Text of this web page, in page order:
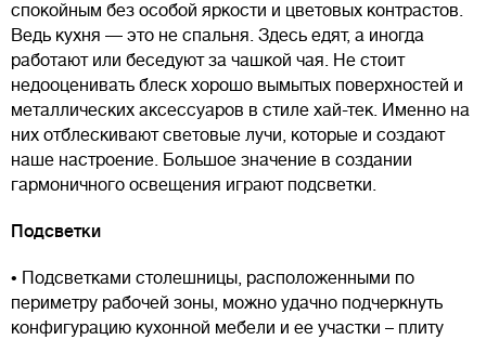
спокойным без особой яркости и цветовых контрастов.
Ведь кухня — это не спальня. Здесь едят, а иногда
работают или беседуют за чашкой чая. Не стоит
недооценивать блеск хорошо вымытых поверхностей и
металлических аксессуаров в стиле хай-тек. Именно на
них отблескивают световые лучи, которые и создают
наше настроение. Большое значение в создании
гармоничного освещения играют подсветки.
Подсветки
• Подсветками столешницы, расположенными по
периметру рабочей зоны, можно удачно подчеркнуть
конфигурацию кухонной мебели и ее участки – плиту